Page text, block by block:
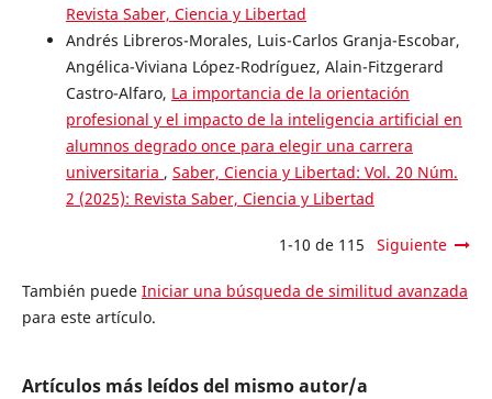
Revista Saber, Ciencia y Libertad
Andrés Libreros-Morales, Luis-Carlos Granja-Escobar,
Angélica-Viviana López-Rodríguez, Alain-Fitzgerard
Castro-Alfaro, La importancia de la orientación
profesional y el impacto de la inteligencia artificial en
alumnos degrado once para elegir una carrera
universitaria , Saber, Ciencia y Libertad: Vol. 20 Núm.
2 (2025): Revista Saber, Ciencia y Libertad
1-10 de 115 Siguiente
También puede Iniciar una búsqueda de similitud avanzada
para este artículo.
Artículos más leídos del mismo autor/a